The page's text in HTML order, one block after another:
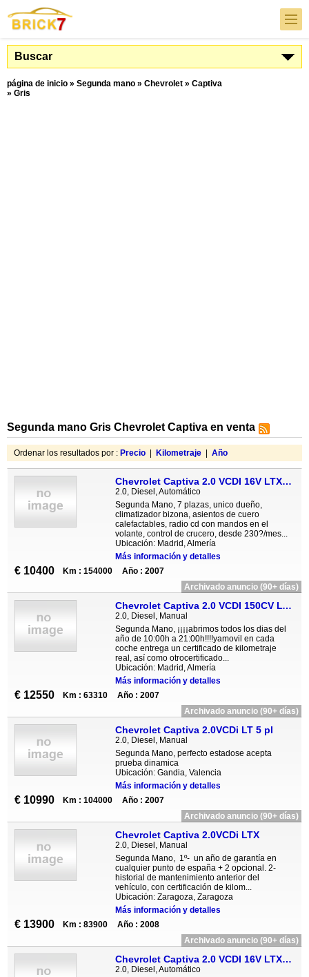
Buscar
página de inicio » Segunda mano » Chevrolet » Captiva
» Gris
Segunda mano Gris Chevrolet Captiva en venta
Ordenar los resultados por : Precio Kilometraje Año
Chevrolet Captiva 2.0 VCDI 16V LTX 7 Plazas Auto
2.0, Diesel, Automático
Segunda Mano, 7 plazas, unico dueño,
climatizador bizona, asientos de cuero
calefactables, radio cd con mandos en el
volante, control de crucero, desde 230?/mes...
Ubicación: Madrid, Almería
Más información y detalles
€ 10400 Km : 154000
Año : 2007
Archivado anuncio (90+ días)
Chevrolet Captiva 2.0 VCDI 150CV LT 4X4 5P
2.0, Diesel, Manual
Segunda Mano, ¡¡¡¡abrimos todos los dias del
año de 10:00h a 21:00h!!!!yamovil en cada
coche entrega un certificado de kilometraje
real, así como otrocertificado...
Ubicación: Madrid, Almería
Más información y detalles
€ 12550 Km : 63310
Año : 2007
Archivado anuncio (90+ días)
Chevrolet Captiva 2.0VCDi LT 5 pl
2.0, Diesel, Manual
Segunda Mano, perfecto estadose acepta
prueba dinamica
Ubicación: Gandia, Valencia
Más información y detalles
€ 10990 Km : 104000
Año : 2007
Archivado anuncio (90+ días)
Chevrolet Captiva 2.0VCDi LTX
2.0, Diesel, Manual
Segunda Mano, 1º- un año de garantía en
cualquier punto de españa + 2 opcional. 2-
historial de mantenimiento anterior del
vehículo, con certificación de kilom...
Ubicación: Zaragoza, Zaragoza
Más información y detalles
€ 13900 Km : 83900
Año : 2008
Archivado anuncio (90+ días)
Chevrolet Captiva 2.0 VCDI 16V LTX 7 Plazas Auto
2.0, Diesel, Automático